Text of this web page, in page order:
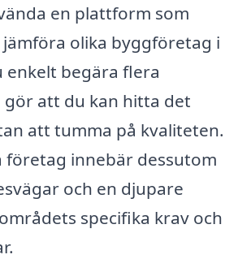
en plattform som
olika byggföretag i
enkelt begära flera
att du kan hitta det
att tumma på kvaliteten.
företag innebär dessutom
och en djupare
specifika krav och